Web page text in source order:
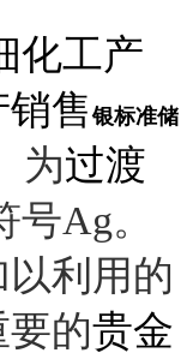
化工产
销售银标准储
为过渡
Ag。
利用的
的贵金